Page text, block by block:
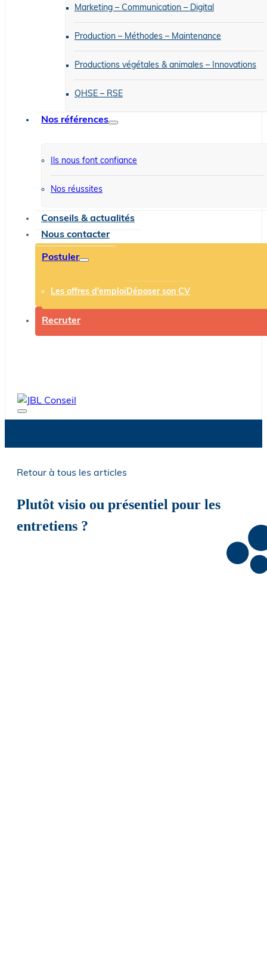
Marketing – Communication – Digital
Production – Méthodes – Maintenance
Productions végétales & animales – Innovations
QHSE – RSE
Nos références
Ils nous font confiance
Nos réussites
Conseils & actualités
Nous contacter
Postuler
Les offres d'emploiDéposer son CV
Recruter
Retour à tous les articles
Plutôt visio ou présentiel pour les
entretiens ?